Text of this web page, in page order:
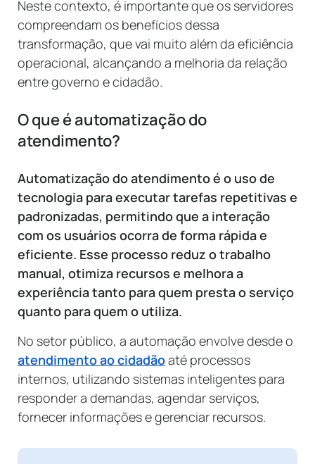
Neste contexto, é importante que os servidores
compreendam os benefícios dessa
transformação, que vai muito além da eficiência
operacional, alcançando a melhoria da relação
entre governo e cidadão.
O que é automatização do
atendimento?
Automatização do atendimento é o uso de
tecnologia para executar tarefas repetitivas e
padronizadas, permitindo que a interação
com os usuários ocorra de forma rápida e
eficiente. Esse processo reduz o trabalho
manual, otimiza recursos e melhora a
experiência tanto para quem presta o serviço
quanto para quem o utiliza.
No setor público, a automação envolve desde o
atendimento ao cidadãoaté processos
internos, utilizando sistemas inteligentes para
responder a demandas, agendar serviços,
fornecer informações e gerenciar recursos.